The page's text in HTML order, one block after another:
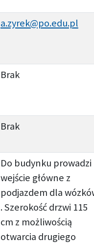
a.zyrek@po.edu.pl
Brak
Brak
Do budynku prowadzi
wejście główne z
podjazdem dla
. Szerokość drzwi 115
cm z możliwością
otwarcia drugiego